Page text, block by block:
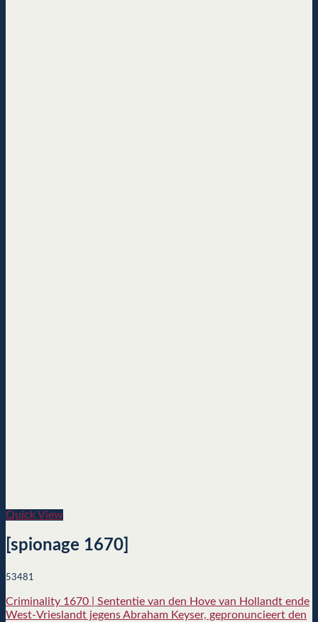
Quick View
[spionage 1670]
53481
Criminality 1670 | Sententie van den Hove van Hollandt ende
West-Vrieslandt jegens Abraham Keyser, gepronuncieert den